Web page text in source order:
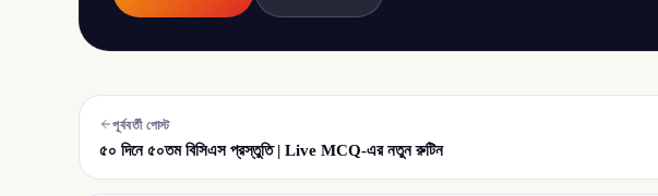
পূর্ববর্তী পোস্ট
৫০ দিনে ৫০তম বিসিএস প্রস্তুতি | Live MCQ-এর নতুন রুটিন